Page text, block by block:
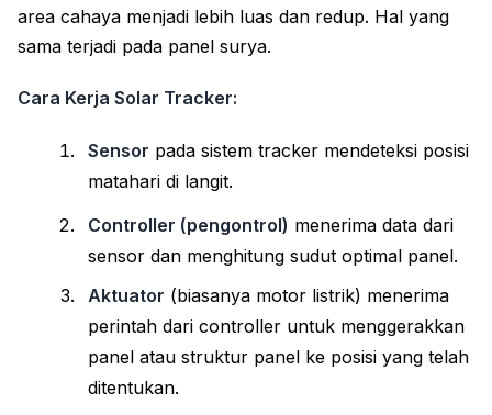
area cahaya menjadi lebih luas dan redup. Hal yang
sama terjadi pada panel surya.
Cara Kerja Solar Tracker:
Sensor pada sistem tracker mendeteksi posisi
matahari di langit.
Controller (pengontrol) menerima data dari
sensor dan menghitung sudut optimal panel.
Aktuator (biasanya motor listrik) menerima
perintah dari controller untuk menggerakkan
panel atau struktur panel ke posisi yang telah
ditentukan.